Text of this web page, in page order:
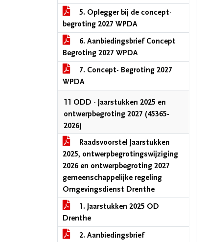
5. Oplegger bij de concept-
begroting 2027 WPDA
6. Aanbiedingsbrief Concept
Begroting 2027 WPDA
7. Concept- Begroting 2027
WPDA
11 ODD - Jaarstukken 2025 en
ontwerpbegroting 2027 (45365-
2026)
Raadsvoorstel Jaarstukken
2025, ontwerpbegrotingswijziging
2026 en ontwerpbegroting 2027
gemeenschappelijke regeling
Omgevingsdienst Drenthe
1. Jaarstukken 2025 OD
Drenthe
2. Aanbiedingsbrief